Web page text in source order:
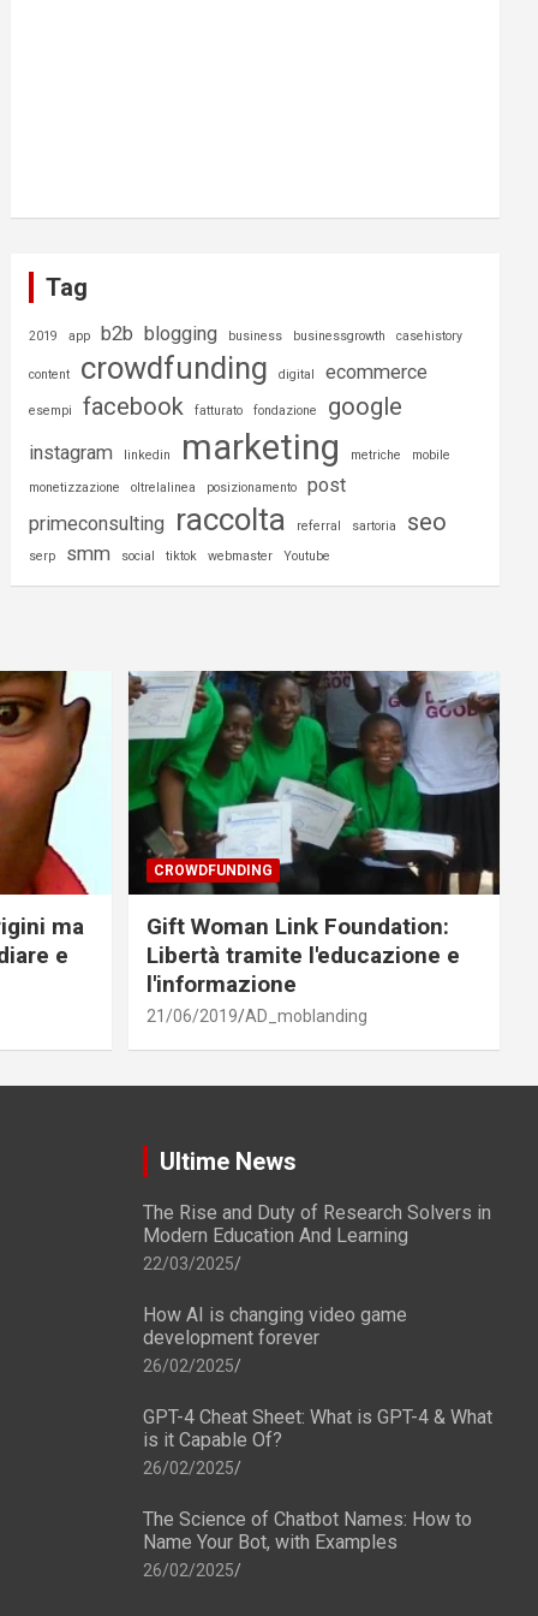
Tag
2019 app b2b blogging business businessgrowth casehistory
content crowdfunding digital ecommerce
esempi facebook fatturato fondazione google
instagram linkedin marketing metriche mobile
monetizzazione oltrelalinea posizionamento
post
primeconsulting raccolta referral sartoria seo
serp smm social tiktok webmaster Youtube
ma
e
CROWDFUNDING
Gift Woman Link Foundation:
Libertà tramite l'educazione e
l'informazione
21/06/2019 AD_moblanding
Ultime News
The Rise and Duty of Research Solvers in
Modern Education And Learning
22/03/2025
How AI is changing video game
development forever
26/02/2025
GPT-4 Cheat Sheet: What is GPT-4 & What
is it Capable Of?
26/02/2025
The Science of Chatbot Names: How to
Name Your Bot, with Examples
26/02/2025